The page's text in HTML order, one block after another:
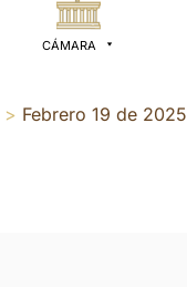
CÁMARA
Febrero 19 de 2025